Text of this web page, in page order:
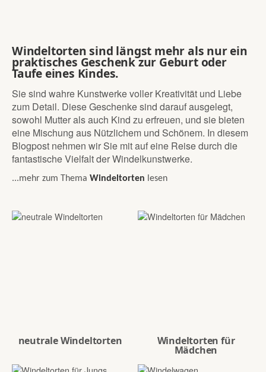
Windeltorten sind längst mehr als nur ein
praktisches Geschenk zur Geburt oder
Taufe eines Kindes.
Sie sind wahre Kunstwerke voller Kreativität und Liebe
zum Detail. Diese Geschenke sind darauf ausgelegt,
sowohl Mutter als auch Kind zu erfreuen, und sie bieten
eine Mischung aus Nützlichem und Schönem. In diesem
Blogpost nehmen wir Sie mit auf eine Reise durch die
fantastische Vielfalt der Windelkunstwerke.
...mehr zum Thema Windeltorten lesen
neutrale Windeltorten Windeltorten für
Mädchen